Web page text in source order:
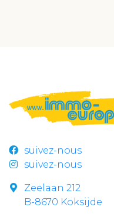
suivez-nous
suivez-nous
Zeelaan 212
B-8670 Koksijde